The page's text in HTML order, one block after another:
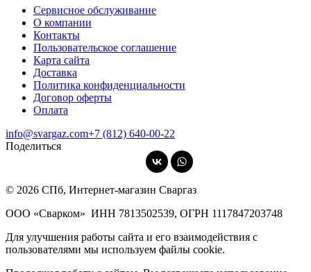
Сервисное обслуживание
О компании
Контакты
Пользовательское соглашение
Карта сайта
Доставка
Политика конфиденциальности
Договор оферты
Оплата
info@svargaz.com+7 (812) 640‑00‑22
Поделиться
© 2026 СПб, Интернет-магазин Сваргаз
ООО «Сварком» ИНН 7813502539, ОГРН 1117847203748
Для улучшения работы сайта и его взаимодействия с
пользователями мы используем файлы cookie.